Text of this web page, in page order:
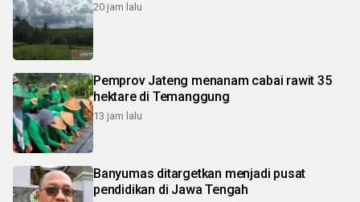
20 jam lalu
Pemprov Jateng menanam cabai rawit 35
hektare di Temanggung
13 jam lalu
Banyumas ditargetkan menjadi pusat
pendidikan di Jawa Tengah